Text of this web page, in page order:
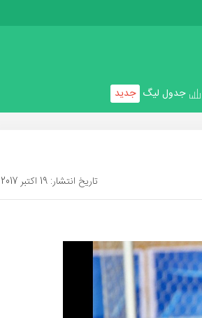
جدول لیگ جدید
تاریخ انتشار: 19 اکتبر 2017